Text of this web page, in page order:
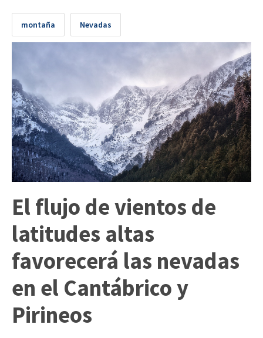
montaña Nevadas
El flujo de vientos de
latitudes altas
favorecerá las nevadas
en el Cantábrico y
Pirineos